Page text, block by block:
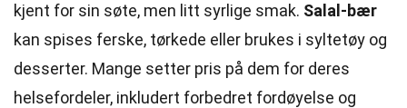
kjent for sin søte, men litt syrlige smak. Salal-bær
kan spises ferske, tørkede eller brukes i syltetøy og
desserter. Mange setter pris på dem for deres
helsefordeler, inkludert forbedret fordøyelse og